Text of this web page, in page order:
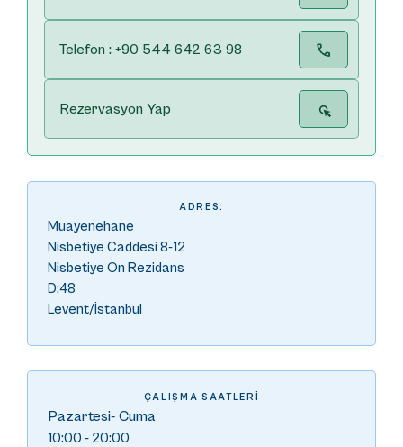
Telefon : +90 544 642 63 98
Rezervasyon Yap
ADRES:
Muayenehane
Nisbetiye Caddesi 8-12
Nisbetiye On Rezidans
D:48
Levent/İstanbul
ÇALIŞMA SAATLERI
Pazartesi- Cuma
10:00 - 20:00